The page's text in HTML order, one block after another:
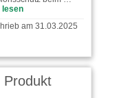
am 31.03.2025
Produkt